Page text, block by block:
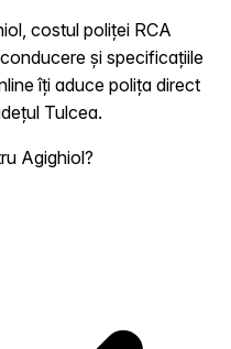
costul poliței RCA
și specificațiile
îți aduce polița direct
Tulcea.
Agighiol?